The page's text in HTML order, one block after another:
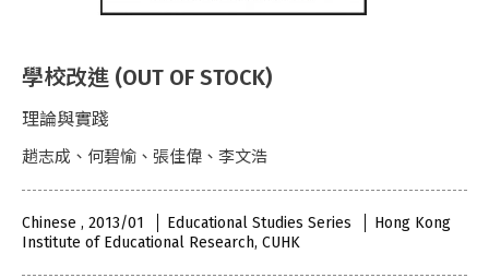
學校改進 (OUT OF STOCK)
理論與實踐
趙志成、何碧愉、張佳偉、李文浩
Chinese , 2013/01 Educational Studies Series
Hong Kong
Institute of Educational Research, CUHK